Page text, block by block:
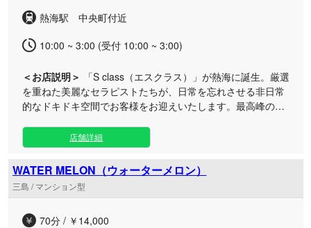
都合の良い時間帯にいつでもお気軽にお立ち寄りください。
皆様のご来店を心よりお待ちしております。
熱海駅 中央町付近
10:00 ~ 3:00 (受付 10:00 ~ 3:00)
＜お店説明＞
「S class（エスクラス）」が熱海に誕生。厳選
を重ねた美麗なセラピストたちが、日常を忘れさせる非日常
的なドキドキ空間でお客様をお迎えいたします。最高峰の癒
さから解放されたい大人の男性に向けて、周囲を気にせずゆ
ったりと過ごせるプライベートな空間をご用意いたしまし
た。 熱海エリアのルームでは、選び抜かれたセラピストが心
を込めた丁寧な施術を行い、心身ともに深いリフレッシュへ
と導きます。お仕事終わりのリラックスタイムや休日のご褒
お楽しみいただけます。洗練された美しさと確かな技術で、
店舗詳細
WATER MELON（ウォーターメロン）
三島 / マンション型
70分 / ￥14,000